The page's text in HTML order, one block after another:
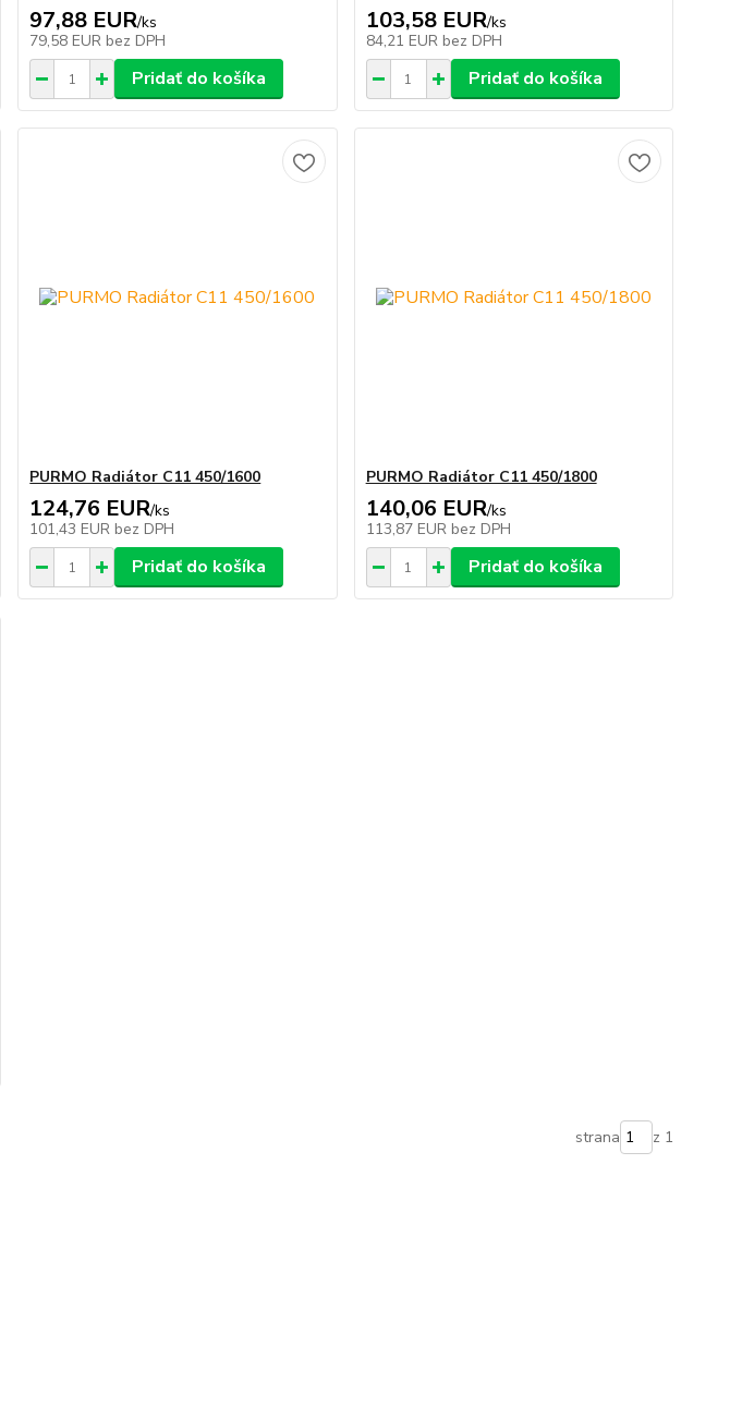
97,88 EUR/ks
79,58 EUR bez DPH
Pridať do košíka
103,58 EUR/ks
84,21 EUR bez DPH
Pridať do košíka
PURMO Radiátor C11 450/1600
124,76 EUR/ks
101,43 EUR bez DPH
Pridať do košíka
PURMO Radiátor C11 450/1800
140,06 EUR/ks
113,87 EUR bez DPH
Pridať do košíka
strana z 1